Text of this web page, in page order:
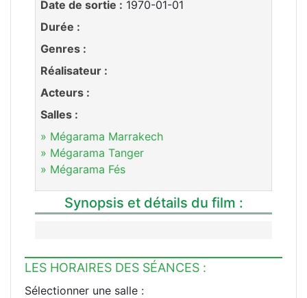
Date de sortie : 1970-01-01
Durée :
Genres :
Réalisateur :
Acteurs :
Salles :
» Mégarama Marrakech
» Mégarama Tanger
» Mégarama Fés
Synopsis et détails du film :
LES HORAIRES DES SÉANCES :
Sélectionner une salle :